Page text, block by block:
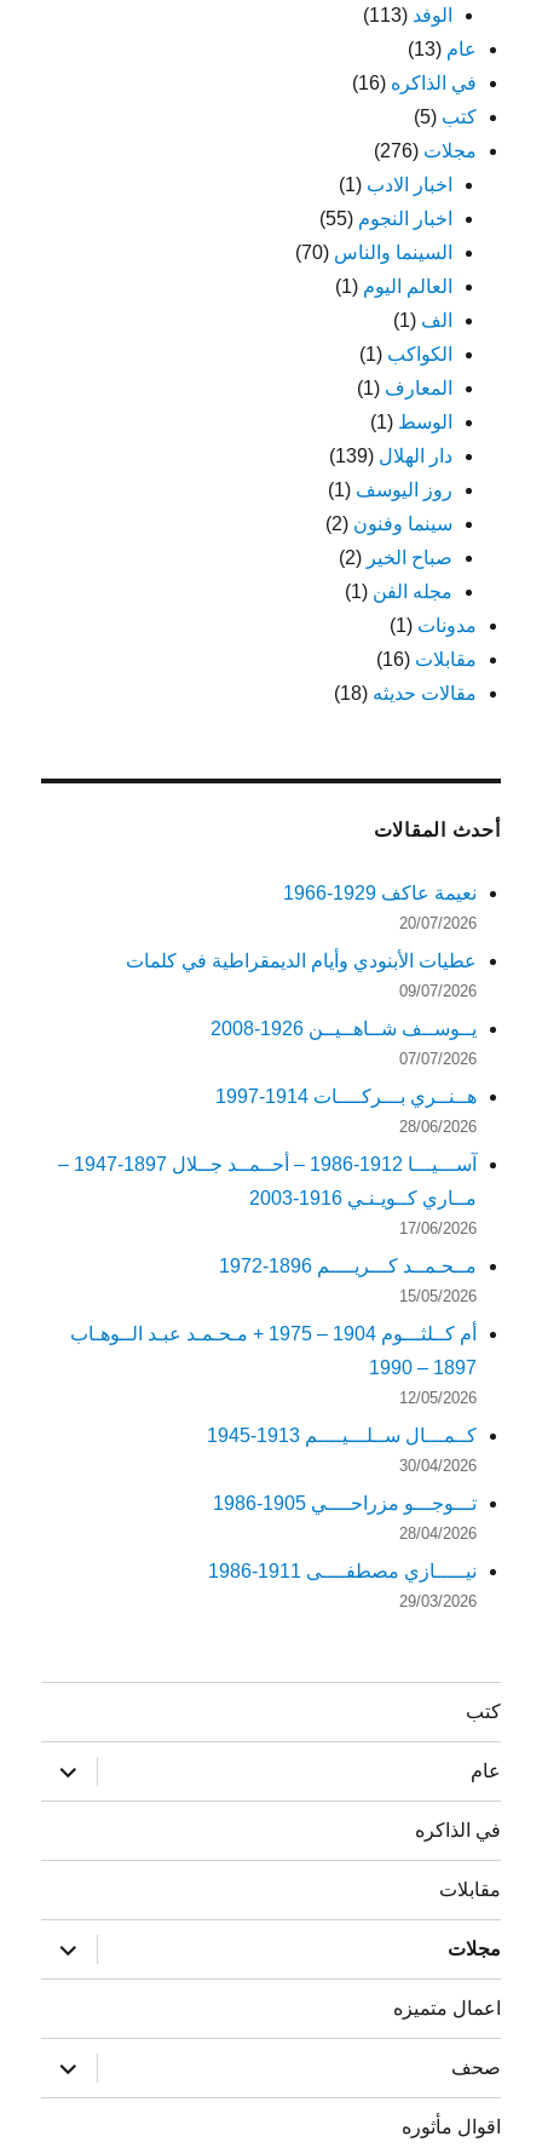
الوفد (113)
عام (13)
في الذاكره (16)
كتب (5)
مجلات (276)
اخبار الادب (1)
اخبار النجوم (55)
السينما والناس (70)
العالم اليوم (1)
الف (1)
الكواكب (1)
المعارف (1)
الوسط (1)
دار الهلال (139)
روز اليوسف (1)
سينما وفنون (2)
صباح الخير (2)
مجله الفن (1)
مدونات (1)
مقابلات (16)
مقالات حديثه (18)
أحدث المقالات
نعيمة عاكف 1929-1966
20/07/2026
عطيات الأبنودي وأيام الديمقراطية في كلمات
09/07/2026
يــوســف شــاهــيــن 1926-2008
07/07/2026
هــنــري بـــركــــات 1914-1997
28/06/2026
آســـيـــا 1912-1986 – أحــمــد جــلال 1897-1947 –
مــاري كــويـنـي 1916-2003
17/06/2026
مــحـمــد كـــريــــم 1896-1972
15/05/2026
أم كــلثـــوم 1904 – 1975 + مـحـمـد عبـد الــوهـاب
1897 – 1990
12/05/2026
كــمـــال ســلـــيــــم 1913-1945
30/04/2026
تـــوجـــو مزراحــــي 1905-1986
28/04/2026
نيـــــازي مصطفــــى 1911-1986
29/03/2026
كتب
عام
توسيع
القائمة
الفرعية
في الذاكره
مقابلات
مجلات
توسيع
القائمة
الفرعية
اعمال متميزه
صحف
توسيع
القائمة
الفرعية
اقوال مأثوره